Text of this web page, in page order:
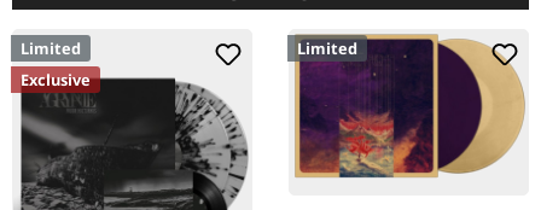
Limited
Exclusive
Limited